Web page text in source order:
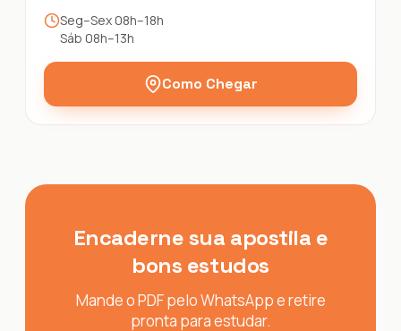
Seg–Sex 08h–18h
Sáb 08h–13h
Como Chegar
Encaderne sua apostila e
bons estudos
Mande o PDF pelo WhatsApp e retire
pronta para estudar.